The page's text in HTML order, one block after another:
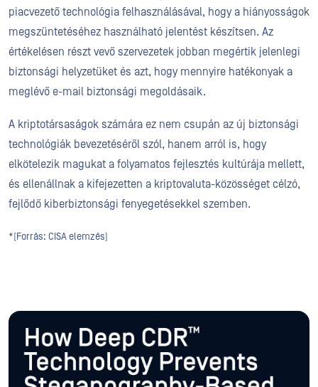
piacvezető technológia felhasználásával, hogy a hiányosságok
megszüntetéséhez használható jelentést készítsen. Az
értékelésen részt vevő szervezetek jobban megértik jelenlegi
biztonsági helyzetüket és azt, hogy mennyire hatékonyak a
meglévő e-mail biztonsági megoldásaik.
A kriptotársaságok számára ez nem csupán az új biztonsági
technológiák bevezetéséről szól, hanem arról is, hogy
elkötelezik magukat a folyamatos fejlesztés kultúrája mellett,
és ellenállnak a kifejezetten a kriptovaluta-közösséget célzó,
fejlődő kiberbiztonsági fenyegetésekkel szemben.
*(Forrás: CISA elemzés)